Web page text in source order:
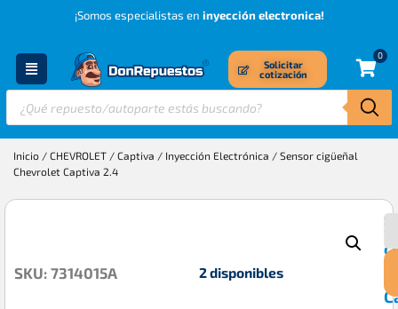
¡Somos especialistas en inyección electronica!
Solicitar
cotización
0
Inicio / CHEVROLET / Captiva / Inyección Electrónica / Sensor cigüeñal
Chevrolet Captiva 2.4
SKU: 7314015A 2 disponibles